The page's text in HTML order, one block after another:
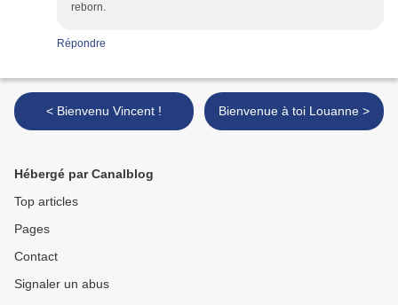
reborn.
Répondre
< Bienvenu Vincent ! Bienvenue à toi Louanne >
Hébergé par Canalblog
Top articles
Pages
Contact
Signaler un abus